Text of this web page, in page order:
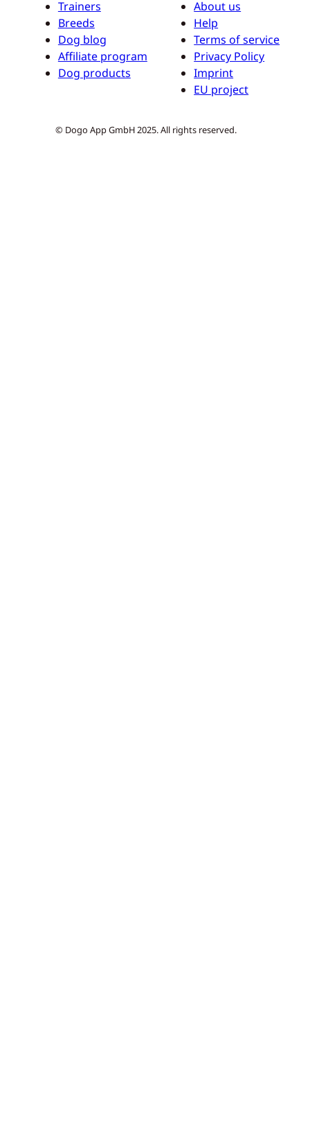
Trainers
Breeds
Dog blog
Affiliate program
Dog products
About us
Help
Terms of service
Privacy Policy
Imprint
EU project
© Dogo App GmbH 2025. All rights reserved.